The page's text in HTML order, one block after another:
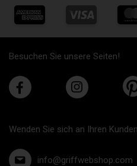
Besuchen Sie unsere Seiten!
Wenden Sie sich an Ihren
info@griffwebshop.com